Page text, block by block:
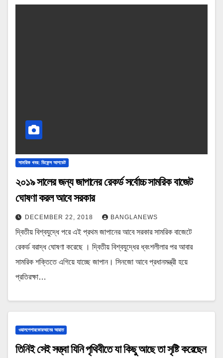
সামরিক খবর: ডিফেন্স আপডেট
২০১৯ সালের জন্য জাপানের রেকর্ড সর্বোচ্চ সামরিক বাজেট
ঘোষণা করল আবে সরকার
DECEMBER 22, 2018 BANGLANEWS
দ্বিতীয় বিশ্বযুদ্ধে পরে এই প্রথম জাপানের আবে সরকার সামরিক বাজেটে
রেকর্ড বরাদ্ধ ঘোষণা করেছে । দ্বিতীয় বিশ্বযুদ্ধের ধ্বংশলীলার পর আবার
সামরিক শক্তিতে এগিয়ে যাচ্ছে জাপান। সিনজো আবে প্রধানমন্ত্রী হয়ে
প্রতিরক্ষা…
ওয়ালপেপারকোরআনের আয়াত
তিনিই সেই সত্ত্বা যিনি পৃথিবীতে যা কিছু আছে তা সৃষ্টি করেছেন